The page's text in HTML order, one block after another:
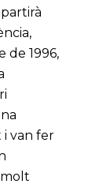
de 1996,
van fer